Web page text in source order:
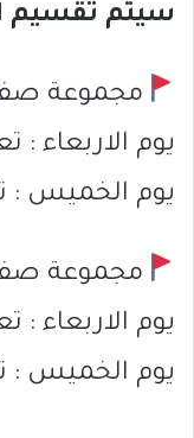
سيتم تقسيم
مجموعة
يوم الاربعاء :
يوم الخميس :
مجموعة
يوم الاربعاء :
يوم الخميس :